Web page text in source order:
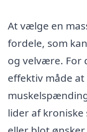
At vælge en
fordele, som
og velvære. For
effektiv måde
lider af